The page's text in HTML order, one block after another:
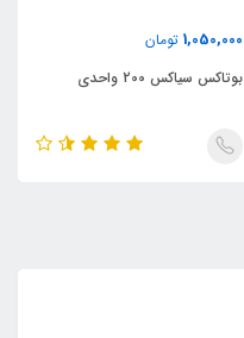
1,050,000 تومان
بوتاکس سیاکس 200 واحدی